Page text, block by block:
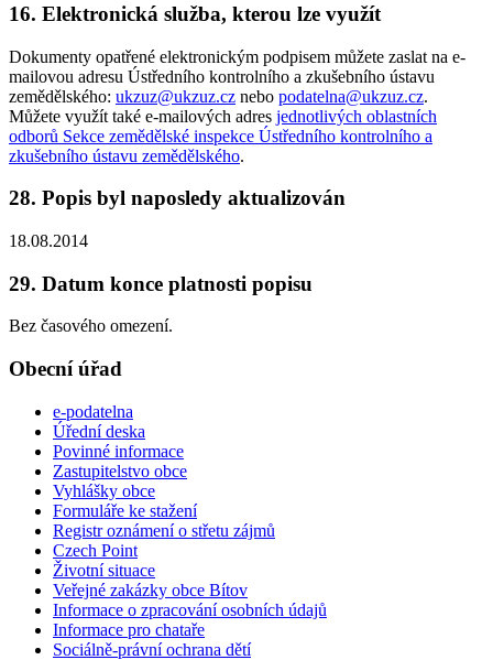
16. Elektronická služba, kterou lze využít
Dokumenty opatřené elektronickým podpisem můžete zaslat na e-
mailovou adresu Ústředního kontrolního a zkušebního ústavu
zemědělského: ukzuz@ukzuz.cz nebo podatelna@ukzuz.cz.
Můžete využít také e-mailových adres jednotlivých oblastních
odborů Sekce zemědělské inspekce Ústředního kontrolního a
zkušebního ústavu zemědělského.
28. Popis byl naposledy aktualizován
18.08.2014
29. Datum konce platnosti popisu
Bez časového omezení.
Obecní úřad
e-podatelna
Úřední deska
Povinné informace
Zastupitelstvo obce
Vyhlášky obce
Formuláře ke stažení
Registr oznámení o střetu zájmů
Czech Point
Životní situace
Veřejné zakázky obce Bítov
Informace o zpracování osobních údajů
Informace pro chataře
Sociálně-právní ochrana dětí